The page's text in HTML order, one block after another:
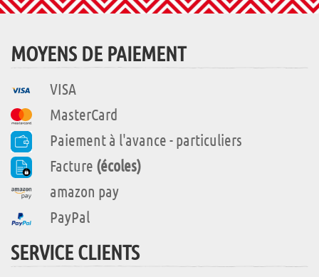
MOYENS DE PAIEMENT
VISA
MasterCard
Paiement à l'avance - particuliers
Facture (écoles)
amazon pay
PayPal
SERVICE CLIENTS